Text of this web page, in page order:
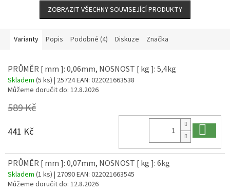
ZOBRAZIT VŠECHNY SOUVISEJÍCÍ PRODUKTY
Varianty Popis Podobné (4) Diskuze Značka
PRŮMĚR [ mm ]: 0,06mm, NOSNOST [ kg ]: 5,4kg
Skladem (5 ks) | 25724EAN: 022021663538
Můžeme doručit do: 12.8.2026
589 Kč
441 Kč Do
PRŮMĚR [ mm ]: 0,07mm, NOSNOST [ kg ]: 6kg
Skladem (1 ks) | 27090EAN: 022021663545
Můžeme doručit do: 12.8.2026